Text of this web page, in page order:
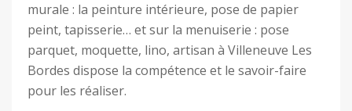
murale : la peinture intérieure, pose de papier
peint, tapisserie… et sur la menuiserie : pose
parquet, moquette, lino, artisan à Villeneuve Les
Bordes dispose la compétence et le savoir-faire
pour les réaliser.